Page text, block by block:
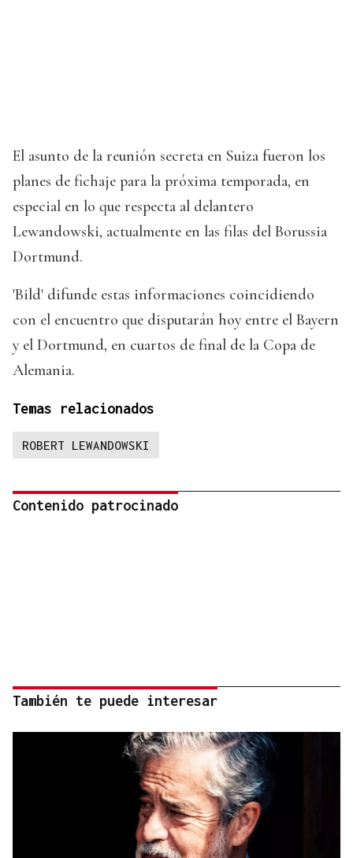
El asunto de la reunión secreta en Suiza fueron los
planes de fichaje para la próxima temporada, en
especial en lo que respecta al delantero
Lewandowski, actualmente en las filas del Borussia
Dortmund.
'Bild' difunde estas informaciones coincidiendo
con el encuentro que disputarán hoy entre el Bayern
y el Dortmund, en cuartos de final de la Copa de
Alemania.
Temas relacionados
ROBERT LEWANDOWSKI
Contenido patrocinado
También te puede interesar